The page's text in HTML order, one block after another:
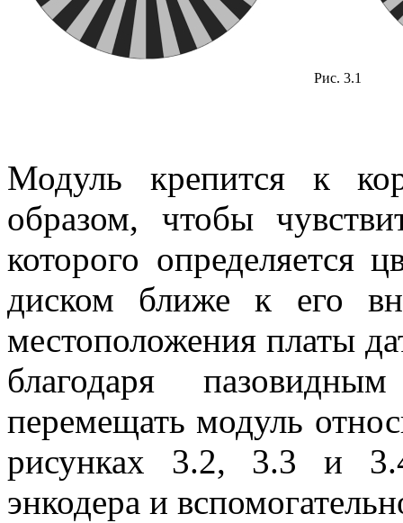
Рис. 3.1
Модуль крепится к
образом, чтобы
которого определяется
диском ближе к его
местоположения платы
благодаря
перемещать модуль
рисунках 3.2, 3.3 и
энкодера и